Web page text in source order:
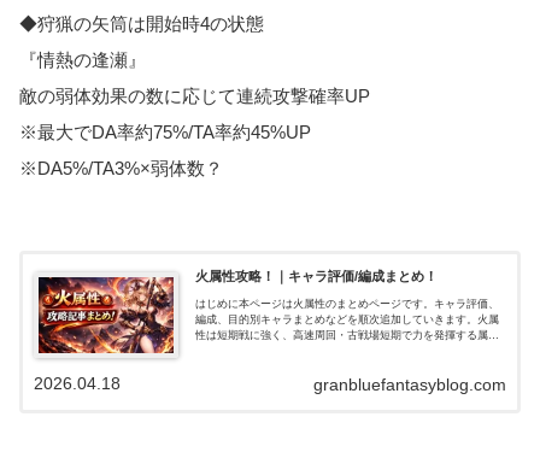
◆狩猟の矢筒は開始時4の状態
『情熱の逢瀬』
敵の弱体効果の数に応じて連続攻撃確率UP
※最大でDA率約75%/TA率約45%UP
※DA5%/TA3%×弱体数？
火属性攻略！｜キャラ評価/編成まとめ！
はじめに本ページは火属性のまとめページです。キャラ評価、
編成、目的別キャラまとめなどを順次追加していきます。火属
性は短期戦に強く、高速周回・古戦場短期で力を発揮する属性
granbluefantasyblog.com
2026.04.18